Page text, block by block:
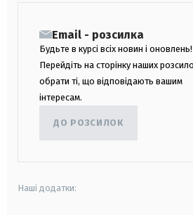
Email - розсилка
Будьте в курсі всіх новин і оновлень!
Перейдіть на сторінку наших
обрати ті, що відповідають вашим
інтересам.
ДО РОЗСИЛОК
Наші додатки: